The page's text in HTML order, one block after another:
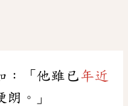
：「他雖已年近
朗。」